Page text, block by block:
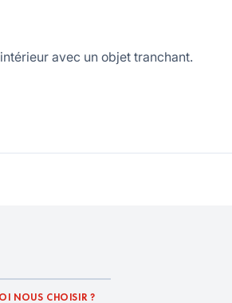
avec un objet tranchant.
NOUS CHOISIR ?